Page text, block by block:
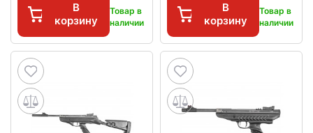
В
корзину
Товар в
наличии
В
корзину
Товар в
наличии